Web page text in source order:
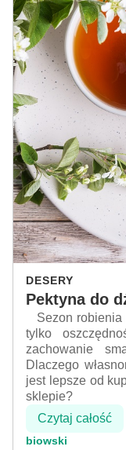
DESERY
Pektyna do
Sezon robienia
tylko
zachowanie
Dlaczego
jest lepsze od
sklepie?
Czytaj całość
biowski